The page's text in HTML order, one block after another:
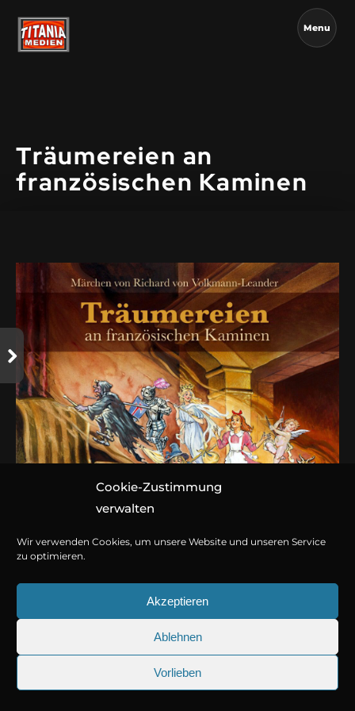
Cookie-Zustimmung
verwalten
Wir verwenden Cookies, um unsere Website und unseren Service
zu optimieren.
Akzeptieren
Ablehnen
Vorlieben
Menu
Träumereien an
französischen Kaminen
April 8, 2021
Träumereien an französischen